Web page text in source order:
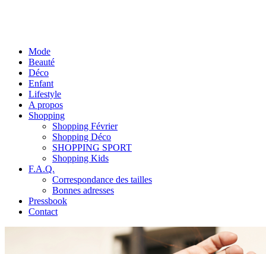
Mode
Beauté
Déco
Enfant
Lifestyle
A propos
Shopping
Shopping Février
Shopping Déco
SHOPPING SPORT
Shopping Kids
F.A.Q.
Correspondance des tailles
Bonnes adresses
Pressbook
Contact